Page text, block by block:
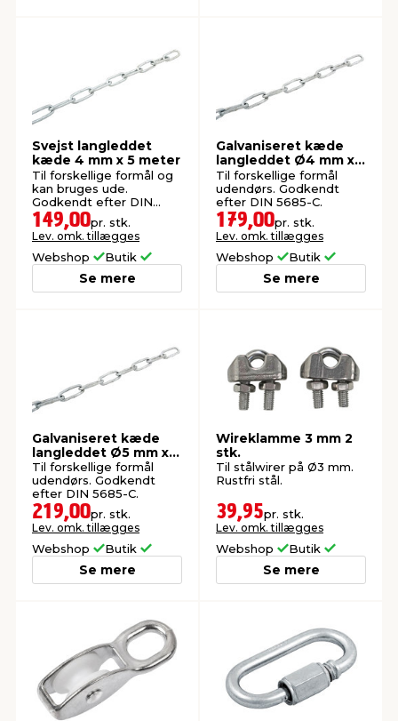
Svejst langleddet
kæde 4 mm x 5 meter
Til forskellige formål og
kan bruges ude.
Godkendt efter DIN
5685-C.
149,00pr. stk.
Lev. omk. tillægges
Webshop Butik
Se mere
Galvaniseret kæde
langleddet Ø4 mm x 5
meter
Til forskellige formål
udendørs. Godkendt
efter DIN 5685-C.
179,00pr. stk.
Lev. omk. tillægges
Webshop Butik
Se mere
Galvaniseret kæde
langleddet Ø5 mm x 5
meter
Til forskellige formål
udendørs. Godkendt
efter DIN 5685-C.
219,00pr. stk.
Lev. omk. tillægges
Webshop Butik
Se mere
Wireklamme 3 mm 2
stk.
Til stålwirer på Ø3 mm.
Rustfri stål.
39,95pr. stk.
Lev. omk. tillægges
Webshop Butik
Se mere